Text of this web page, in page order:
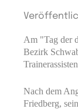
Am "Tag der
Bezirk
Nach dem
Friedberg,